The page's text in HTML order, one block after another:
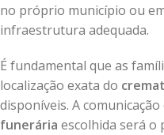
no próprio município ou
infraestrutura adequada.
É fundamental que as
localização exata do
disponíveis. A comunicação
funerária escolhida será o